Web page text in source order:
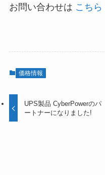
お問い合わせは こちら
価格情報
UPS製品 CyberPowerのパ
ートナーになりました!